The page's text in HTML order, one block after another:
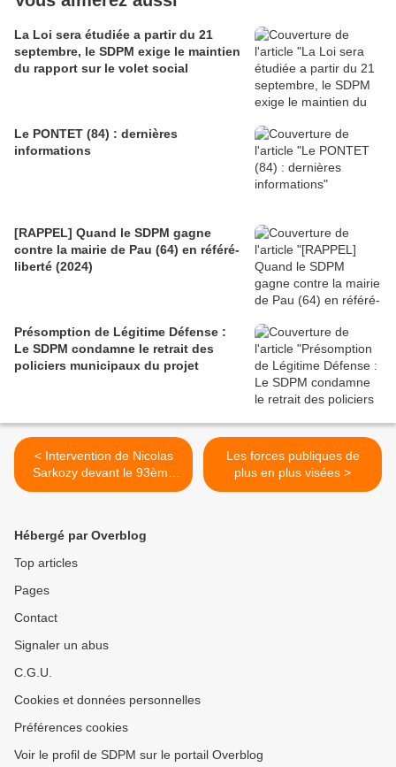
La Loi sera étudiée a partir du 21
septembre, le SDPM exige le maintien
du rapport sur le volet social
Le PONTET (84) : dernières
informations
[RAPPEL] Quand le SDPM gagne
contre la mairie de Pau (64) en référé-
liberté (2024)
Présomption de Légitime Défense :
Le SDPM condamne le retrait des
policiers municipaux du projet
< Intervention de Nicolas
Sarkozy devant le 93ème
Congrès de l'AMF
Les forces publiques de
plus en plus visées >
Hébergé par Overblog
Top articles
Pages
Contact
Signaler un abus
C.G.U.
Cookies et données personnelles
Préférences cookies
Voir le profil de SDPM sur le portail Overblog